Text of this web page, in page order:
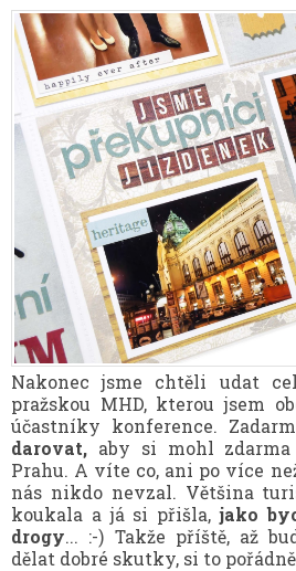
Nakonec jsme chtěli udat
pražskou MHD, kterou jsem
účastníky konference.
darovat, aby si mohl
Prahu. A víte co, ani po více
nás nikdo nevzal. Většina
koukala a já si přišla,jako
drogy... :-) Takže příště, až
dělat dobré skutky, si to